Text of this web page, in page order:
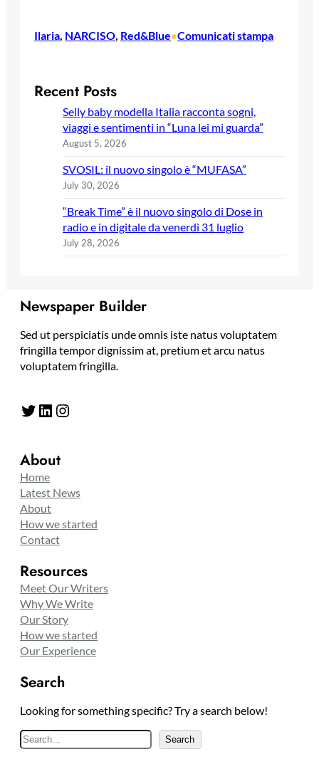
Ilaria NARCISO Red&Blue•Comunicati stampa
Recent Posts
Selly baby modella Italia racconta sogni,
viaggi e sentimenti in “Luna lei mi guarda”
August 5, 2026
SVOSIL: il nuovo singolo è “MUFASA”
July 30, 2026
“Break Time” è il nuovo singolo di Dose in
radio e in digitale da venerdì 31 luglio
July 28, 2026
Newspaper Builder
Sed ut perspiciatis unde omnis iste natus voluptatem
fringilla tempor dignissim at, pretium et arcu natus
voluptatem fringilla.
Twitter LinkedIn Instagram
About
Home
Latest News
About
How we started
Contact
Resources
Meet Our Writers
Why We Write
Our Story
How we started
Our Experience
Search
Looking for something specific? Try a search below!
e
Search